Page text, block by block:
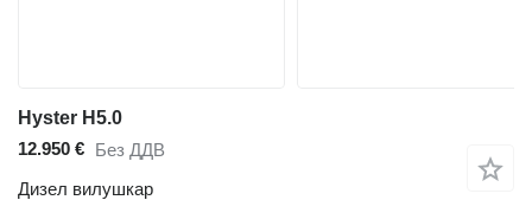
Hyster H5.0
12.950 € Без ДДВ
Дизел вилушкар